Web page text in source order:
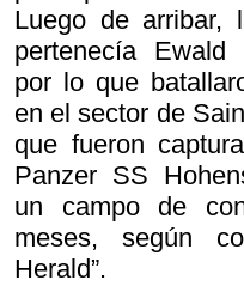
Luego de arribar,
pertenecía Ewald
por lo que
en el sector de
que fueron
Panzer SS
un campo de
meses, según
Herald”.